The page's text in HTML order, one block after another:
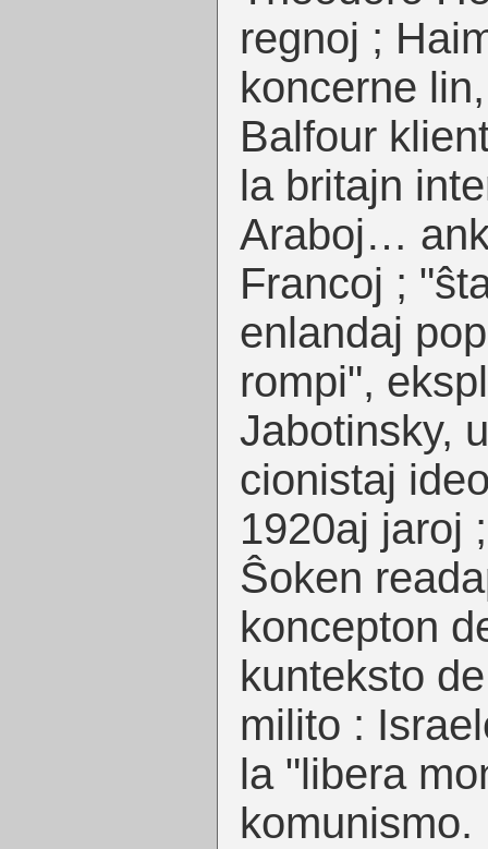
regnoj ;
koncerne
Balfour
la britajn
Araboj…
Francoj ;
enlandaj
rompi",
Jabotinsky,
cionistaj
1920aj jaroj
Ŝoken
koncepton
kunteksto
milito :
la "libera
komunismo.